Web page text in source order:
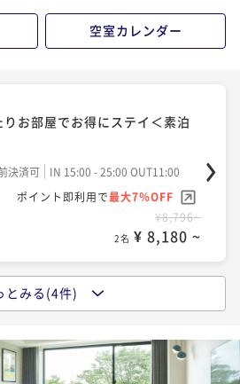
空室カレンダー
りお部屋でお得にステイ＜素泊
決済可
IN 15:00 - 25:00 OUT11:00
ポイント即利用で最大7％OFF
¥8,796~
2名 ¥ 8,180 ~
り＞
決済可
IN 15:00 - 25:00 OUT11:00
ポイント即利用で最大7％OFF
とみる(4件)